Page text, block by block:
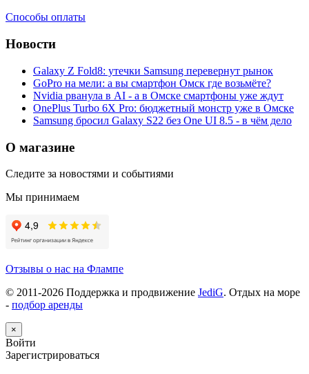
Способы оплаты
Новости
Galaxy Z Fold8: утечки Samsung перевернут рынок
GoPro на мели: а вы смартфон Омск где возьмёте?
Nvidia рванула в AI - а в Омске смартфоны уже ждут
OnePlus Turbo 6X Pro: бюджетный монстр уже в Омске
Samsung бросил Galaxy S22 без One UI 8.5 - в чём дело
О магазине
Следите за новостями и событиями
Мы принимаем
Отзывы о нас на Флампе
© 2011-2026 Поддержка и продвижение JediG. Отдых на море
- подбор аренды
×
Войти
Зарегистрироваться